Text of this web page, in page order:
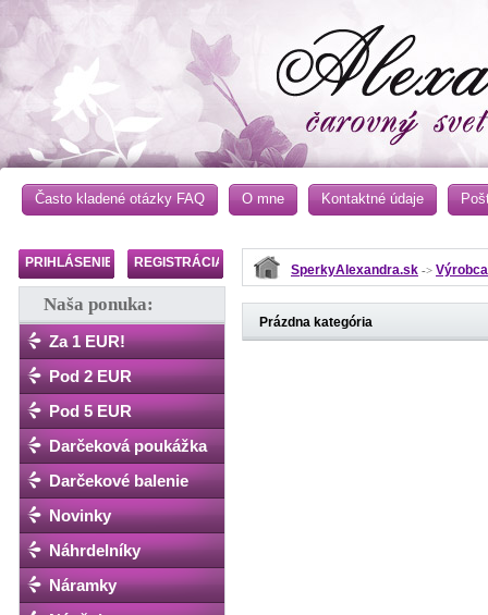
Často kladené otázky FAQ O mne Kontaktné údaje
PRIHLÁSENIE REGISTRÁCIA
Naša ponuka:
Za 1 EUR!
Pod 2 EUR
Pod 5 EUR
Darčeková poukážka
Darčekové balenie
Novinky
Náhrdelníky
Náramky
SperkyAlexandra.sk ->
Prázdna kategória